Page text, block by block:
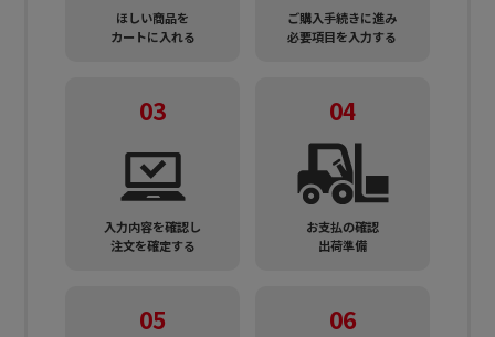
ほしい商品を
カートに入れる
ご購入手続きに進み
必要項目を入力する
03
入力内容を確認し
注文を確定する
04
お支払の確認
出荷準備
05 06